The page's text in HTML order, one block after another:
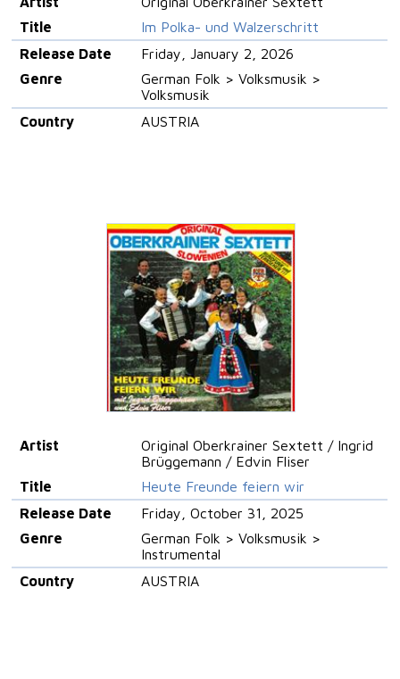
Title
Im Polka- und Walzerschritt
Release Date
Friday, January 2, 2026
Genre
German Folk > Volksmusik >
Volksmusik
Country
AUSTRIA
Artist
Original Oberkrainer Sextett / Ingrid
Brüggemann / Edvin Fliser
Title
Heute Freunde feiern wir
Release Date
Friday, October 31, 2025
Genre
German Folk > Volksmusik >
Instrumental
Country
AUSTRIA